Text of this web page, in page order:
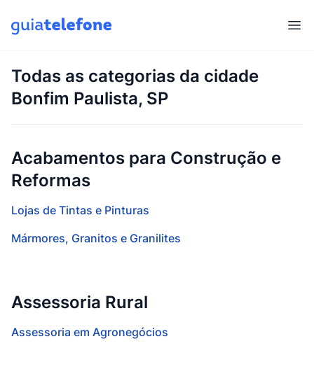
Todas as categorias da cidade
Bonfim Paulista, SP
Acabamentos para Construção e
Reformas
Lojas de Tintas e Pinturas
Mármores, Granitos e Granilites
Assessoria Rural
Assessoria em Agronegócios